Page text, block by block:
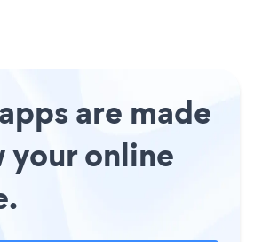
are made
online